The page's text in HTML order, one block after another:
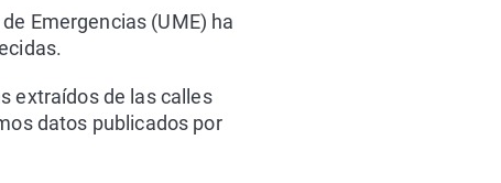
Emergencias (UME) ha
extraídos de las calles
datos publicados por